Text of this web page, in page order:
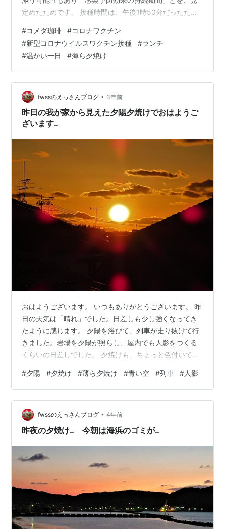
定めたためです。 接種時間は、午後1時50分だったた
した。 接種する病院に近い「コメダ珈琲」へ、行きまし
た。天気も良く温かい一日でした。 我が家から薄らな夕
焼けも、見ることができました。
#コメダ珈琲 #コロナワクチン
#新型コロナウイルスワクチン接種 #ランチ
#温かい一日 #薄ら夕焼け
fwssのえっさんブログ • 3年前
昨日の我が家から見えた夕陽夕焼けでおはようご
ざいます‥
おはようございます。 いつもありがとうございます。 昨
日の天気は「晴れ」でした。日差しも少し強くなってき
たように感じます。 夕陽を浴びて、列車が走り抜けて行
きました。岩場を夕陽が照らし、屋内でも人影をつくる
くらいの日差しでした。 夕焼けも、ちょっと色付いてい
ら夕焼けの上空を見ると、青い色が広がっていました。
今朝、テレビを付けると、天気予報は「晴れ」だそうで
す。洗濯や部屋の掃除をやりましょうか‥。
#夕陽 #夕焼け #薄ら夕焼け #青い空 #列車 #人影
fwssのえっさんブログ • 4年前
昨夜の夕焼け‥ 今朝は海浜のゴミが‥